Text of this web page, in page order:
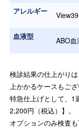
アレルギー
View39
血液型
ABO
検診結果の仕上がり
上かかるケースもござ
特急仕上げとして、1
2,200円（税込）】。
オプションのみ検査